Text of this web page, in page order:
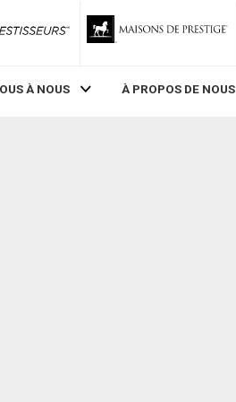
ZoneInvestisseurs RLP
À NOUS À PROPOS DE NOUS